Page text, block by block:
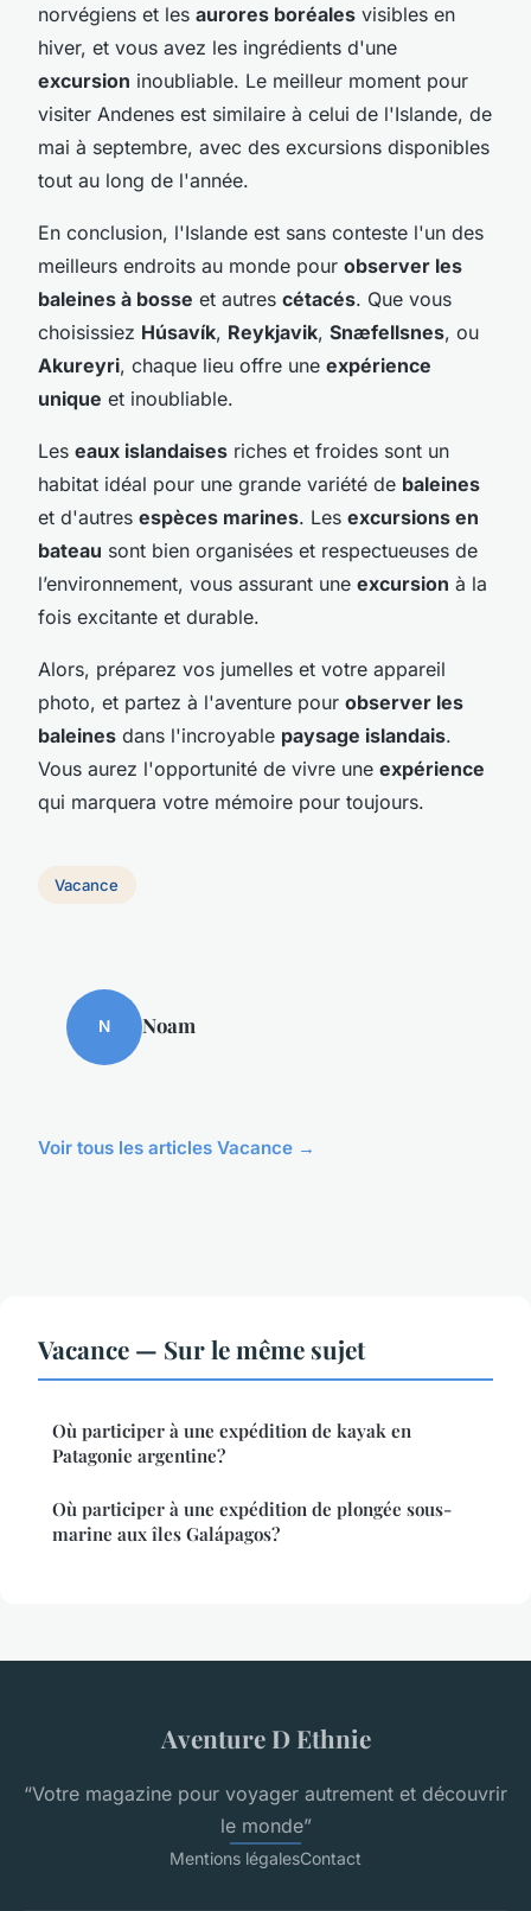
norvégiens et les aurores boréales visibles en
hiver, et vous avez les ingrédients d'une
excursion inoubliable. Le meilleur moment pour
visiter Andenes est similaire à celui de l'Islande, de
mai à septembre, avec des excursions disponibles
tout au long de l'année.
En conclusion, l'Islande est sans conteste l'un des
meilleurs endroits au monde pour observer les
baleines à bosse et autres cétacés. Que vous
choisissiez Húsavík, Reykjavik, Snæfellsnes, ou
Akureyri, chaque lieu offre une expérience
unique et inoubliable.
Les eaux islandaises riches et froides sont un
habitat idéal pour une grande variété de baleines
et d'autres espèces marines. Les excursions en
bateau sont bien organisées et respectueuses de
l’environnement, vous assurant une excursion à la
fois excitante et durable.
Alors, préparez vos jumelles et votre appareil
photo, et partez à l'aventure pour observer les
baleines dans l'incroyable paysage islandais.
Vous aurez l'opportunité de vivre une expérience
qui marquera votre mémoire pour toujours.
Vacance
N Noam
Voir tous les articles Vacance →
Vacance — Sur le même sujet
Où participer à une expédition de kayak en
Patagonie argentine?
Où participer à une expédition de plongée sous-
marine aux îles Galápagos?
Aventure D Ethnie
“Votre magazine pour voyager autrement et découvrir
le monde”
Mentions légalesContact